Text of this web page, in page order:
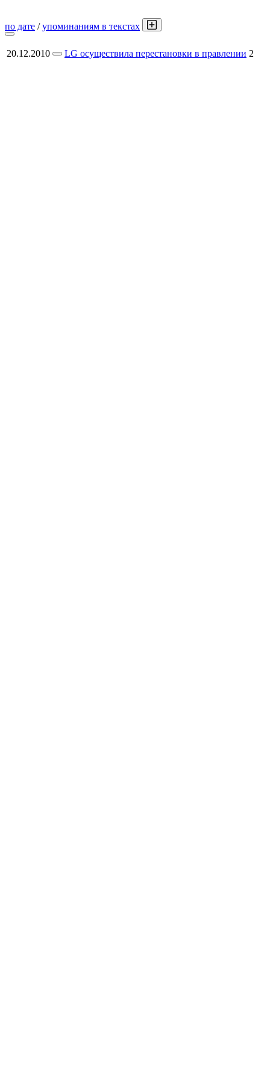
по дате /упоминаниям в текстах
20.12.2010 LG осуществила перестановки в правлении 2